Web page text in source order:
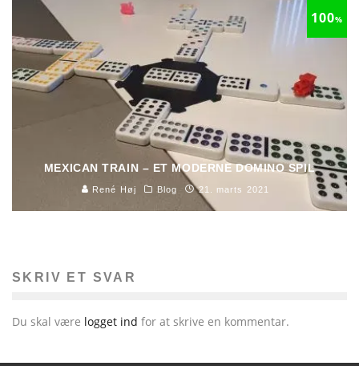
100%
MEXICAN TRAIN – ET MODERNE DOMINO SPIL
René Høj Blog 21. marts 2021
SKRIV ET SVAR
Du skal være logget ind for at skrive en kommentar.